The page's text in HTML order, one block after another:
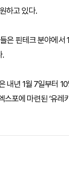
하고 있다.
은 핀테크 분야에서
.
내년 1월 7일부터
포에 마련된 ‘유레